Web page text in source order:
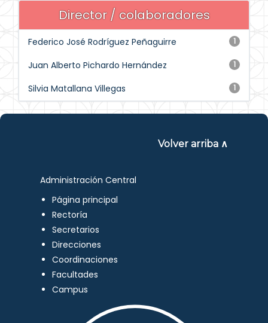
Director / colaboradores
1
Federico José Rodríguez Peñaguirre
1
Juan Alberto Pichardo Hernández
1
Silvia Matallana Villegas
Volver arriba ∧
Administración Central
Página principal
Rectoría
Secretarios
Direcciones
Coordinaciones
Facultades
Campus